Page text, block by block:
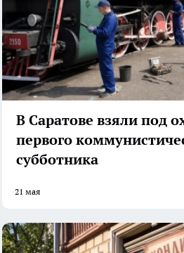
В Саратове взяли под
первого
субботника
21 мая